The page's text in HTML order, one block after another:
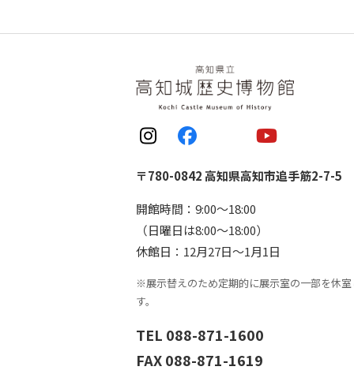
〒780-0842 高知県高知市追手筋2-7-5
開館時間：9:00〜18:00
（日曜日は8:00〜18:00）
休館日：12月27日〜1月1日
※展示替えのため定期的に展示室の一部を休
す。
TEL 088-871-1600
FAX 088-871-1619